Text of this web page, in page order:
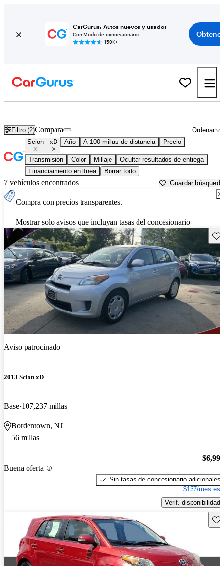
CarGurus: Autos nuevos y usados
Con Modo de concesionario
150K+
Filtro (2) Ordenar
Compara
Scion xD Año A 100 millas de distancia Precio
Transmisión Color Millaje
Ocultar resultados de entrega
Financiamiento en línea
Borrar todo
7 vehículos encontrados Guardar
Compra con precios transparentes.
Mostrar solo avisos que incluyan tasas del concesionario
Aviso patrocinado
2013 Scion xD
Base 107,237 millas
Bordentown, NJ
56 millas
Buena oferta
Sin tasas de concesionario adicionales
$137/mes
Verif. disponibilidad